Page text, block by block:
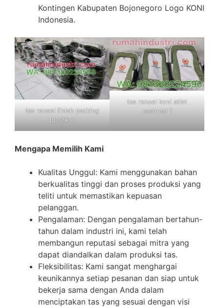
Kontingen Kabupaten Bojonegoro Logo KONI
Indonesia.
tas ransel finish packing
plastik 1
tas ransel koni atlet
nasional 1
Mengapa Memilih Kami
Kualitas Unggul: Kami menggunakan bahan
berkualitas tinggi dan proses produksi yang
teliti untuk memastikan kepuasan
pelanggan.
Pengalaman: Dengan pengalaman bertahun-
tahun dalam industri ini, kami telah
membangun reputasi sebagai mitra yang
dapat diandalkan dalam produksi tas.
Fleksibilitas: Kami sangat menghargai
keunikannya setiap pesanan dan siap untuk
bekerja sama dengan Anda dalam
menciptakan tas yang sesuai dengan visi